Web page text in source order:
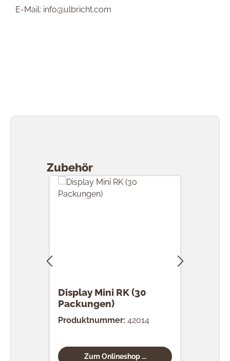
E-Mail: info@ulbricht.com
Zubehör
Display Mini RK (30
Packungen)
Produktnummer: 42014
Zum Onlineshop ...